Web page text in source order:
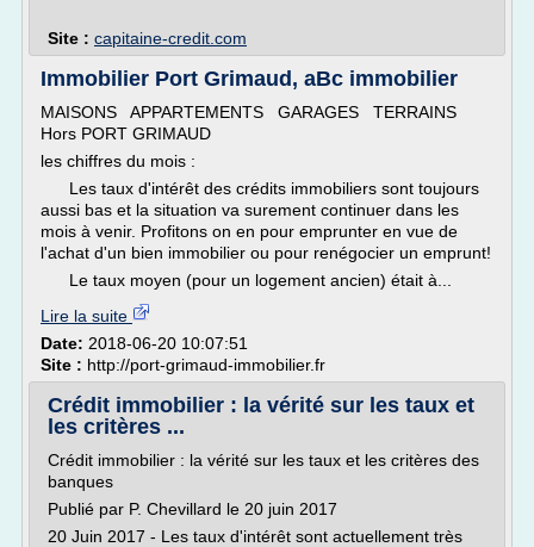
Site : capitaine-credit.com
Immobilier Port Grimaud, aBc immobilier
MAISONS APPARTEMENTS GARAGES TERRAINS
Hors PORT GRIMAUD
les chiffres du mois :
Les taux d'intérêt des crédits immobiliers sont toujours
aussi bas et la situation va surement continuer dans les
mois à venir. Profitons on en pour emprunter en vue de
l'achat d'un bien immobilier ou pour renégocier un emprunt!
Le taux moyen (pour un logement ancien) était à...
Lire la suite
Date: 2018-06-20 10:07:51
Site : http://port-grimaud-immobilier.fr
Crédit immobilier : la vérité sur les taux et
les critères ...
Crédit immobilier : la vérité sur les taux et les critères des
banques
Publié par P. Chevillard le 20 juin 2017
20 Juin 2017 - Les taux d'intérêt sont actuellement très